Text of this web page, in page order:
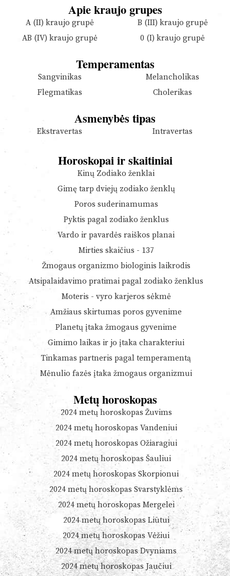
Apie kraujo grupes
A (II) kraujo grupė
B (III) kraujo grupė
AB (IV) kraujo grupė
0 (I) kraujo grupė
Temperamentas
Sangvinikas
Melancholikas
Flegmatikas
Cholerikas
Asmenybės tipas
Ekstravertas Intravertas
Horoskopai ir skaitiniai
Kinų Zodiako ženklai
Gimę tarp dviejų zodiako ženklų
Poros suderinamumas
Pyktis pagal zodiako ženklus
Vardo ir pavardės raiškos planai
Mirties skaičius - 137
Žmogaus organizmo biologinis laikrodis
Atsipalaidavimo pratimai pagal zodiako ženklus
Moteris - vyro karjeros sėkmė
Amžiaus skirtumas poros gyvenime
Planetų įtaka žmogaus gyvenime
Gimimo laikas ir jo įtaka charakteriui
Tinkamas partneris pagal temperamentą
Mėnulio fazės įtaka žmogaus organizmui
Metų horoskopas
2024 metų horoskopas Žuvims
2024 metų horoskopas Vandeniui
2024 metų horoskopas Ožiaragiui
2024 metų horoskopas Šauliui
2024 metų horoskopas Skorpionui
2024 metų horoskopas Svarstyklėms
2024 metų horoskopas Mergelei
2024 metų horoskopas Liūtui
2024 metų horoskopas Vėžiui
2024 metų horoskopas Dvyniams
2024 metų horoskopas Jaučiui